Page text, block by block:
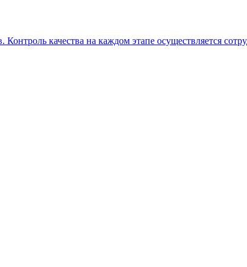
качества на каждом этапе осуществляется